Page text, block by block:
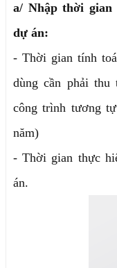
a/ Nhập thời
dự án:
- Thời gian tính
dùng cần phải thu
công trình tương
năm)
- Thời gian thực
án.